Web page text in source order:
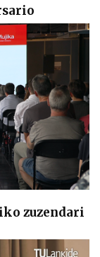
zuzendari